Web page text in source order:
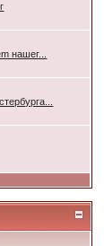
нашег...